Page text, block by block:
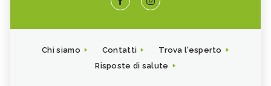
Chi siamo Contatti
Trova l'esperto
Risposte di salute